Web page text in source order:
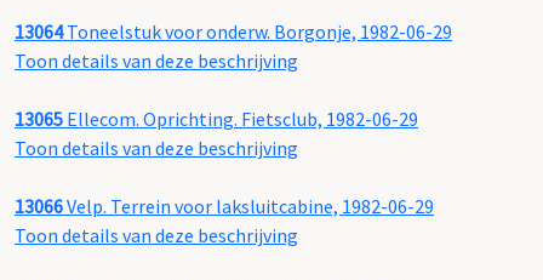
13064Toneelstuk voor onderw. Borgonje, 1982-06-29
Toon details van deze beschrijving
13065 Ellecom. Oprichting. Fietsclub, 1982-06-29
Toon details van deze beschrijving
13066Velp. Terrein voor laksluitcabine, 1982-06-29
Toon details van deze beschrijving